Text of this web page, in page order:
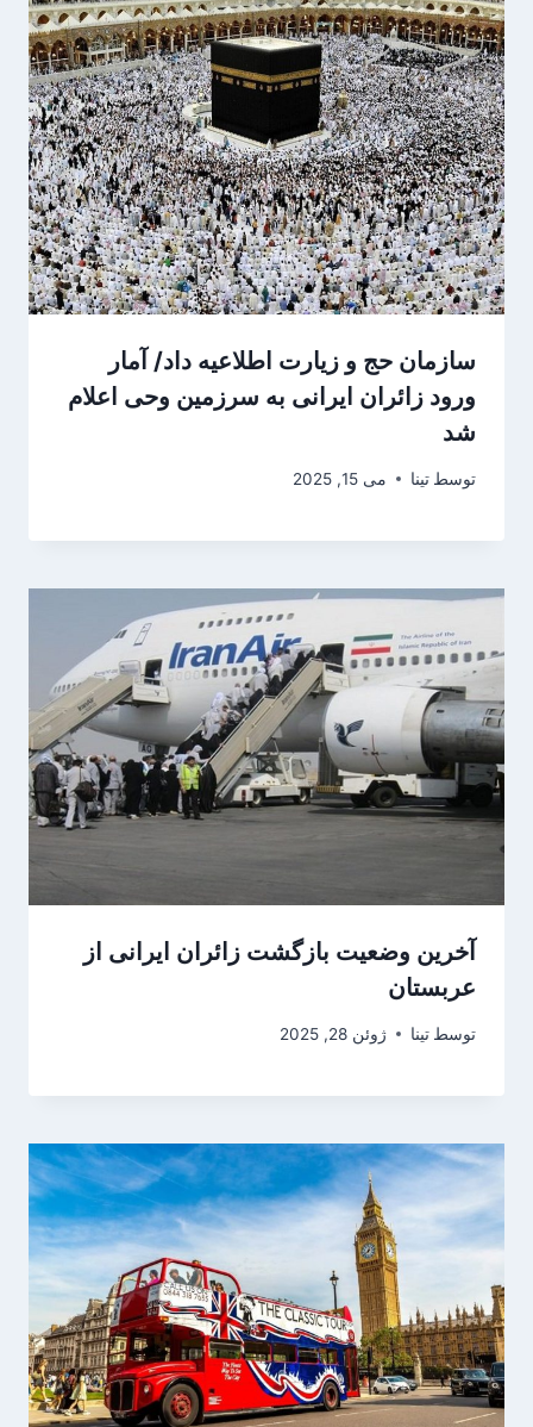
سازمان حج و زیارت اطلاعیه داد/ آمار
ورود زائران ایرانی به سرزمین وحی اعلام
شد
توسط تینا می 15, 2025
آخرین وضعیت بازگشت زائران ایرانی از
عربستان
توسط تینا ژوئن 28, 2025